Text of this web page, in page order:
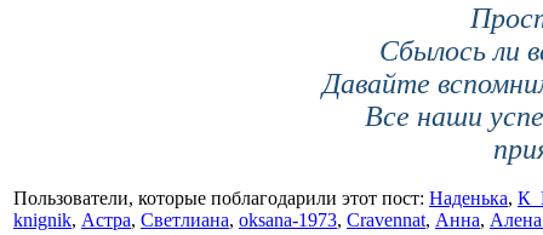
Сбылось ли
Давайте
Все наши
Пользователи, которые поблагодарили этот пост: Наденька,
knignik, Астра, Светлиана, oksana-1973, Cravennat, Анна,